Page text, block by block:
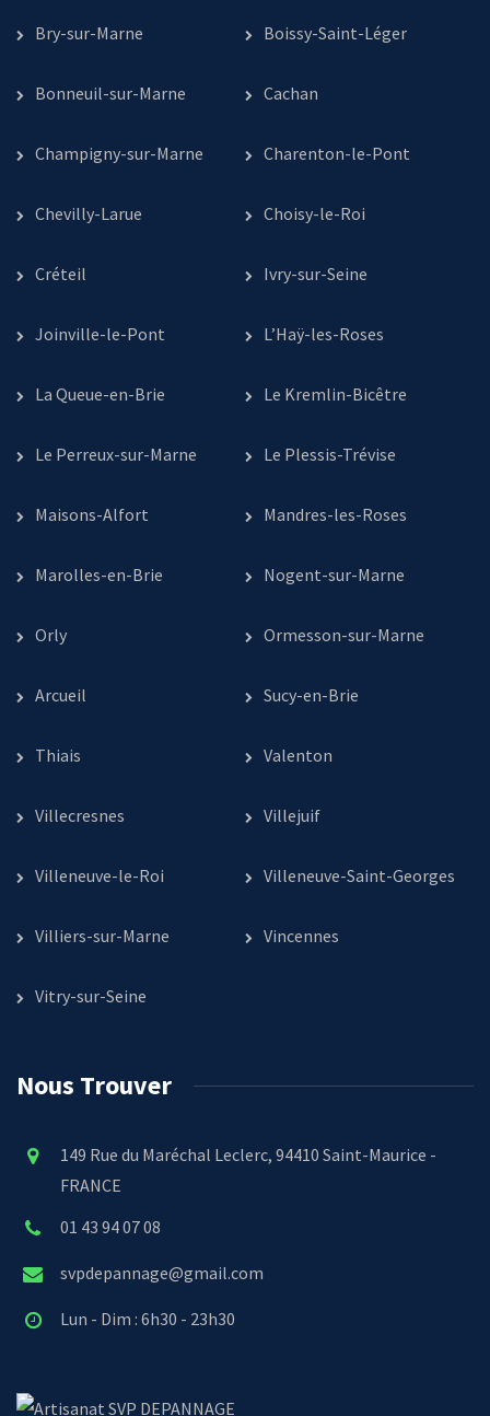
Bry-sur-Marne Boissy-Saint-Léger
Bonneuil-sur-Marne Cachan
Champigny-sur-Marne Charenton-le-Pont
Chevilly-Larue Choisy-le-Roi
Créteil Ivry-sur-Seine
Joinville-le-Pont L’Haÿ-les-Roses
La Queue-en-Brie Le Kremlin-Bicêtre
Le Perreux-sur-Marne Le Plessis-Trévise
Maisons-Alfort Mandres-les-Roses
Marolles-en-Brie Nogent-sur-Marne
Orly Ormesson-sur-Marne
Arcueil Sucy-en-Brie
Thiais Valenton
Villecresnes Villejuif
Villeneuve-le-Roi Villeneuve-Saint-Georges
Villiers-sur-Marne Vincennes
Vitry-sur-Seine
Nous Trouver
149 Rue du Maréchal Leclerc, 94410 Saint-Maurice -
FRANCE
01 43 94 07 08
svpdepannage@gmail.com
Lun - Dim : 6h30 - 23h30
SVP DEPANNAGE